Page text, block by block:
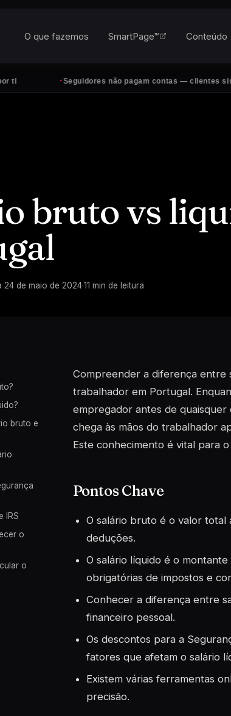
Seguidores não pagam contas — clientes sim
O que fazemos SmartPage™ Conteúdo
bruto vs
24 de maio de 2024·11 min de leitura
bruto e
IRS
o
o
Compreender a diferença entre
trabalhador em Portugal.
empregador antes de
chega às mãos do trabalhador
Este conhecimento é vital para
Pontos Chave
O salário bruto é o valor total
deduções.
O salário líquido é o
obrigatórias de impostos e
Conhecer a diferença entre
financeiro pessoal.
Os descontos para a
fatores que afetam o salário
Existem várias ferramentas
precisão.